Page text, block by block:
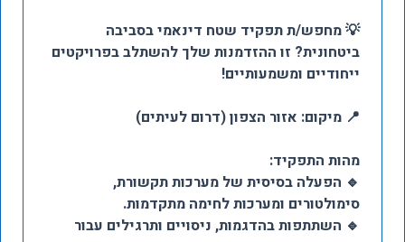
💡 מחפש/ת תפקיד שטח דינאמי בסביבה
ביטחונית? זו ההזדמנות שלך להשתלב בפרויקטים
ייחודיים ומשמעותיים!
📍 מיקום: אזור הצפון (דרום לעיתים)
מהות התפקיד:
🔹 הפעלה בסיסית של מערכות תקשורת,
סימולטורים ומערכות לחימה מתקדמות.
🔹 השתתפות בהדגמות, ניסויים ותרגילים עבור